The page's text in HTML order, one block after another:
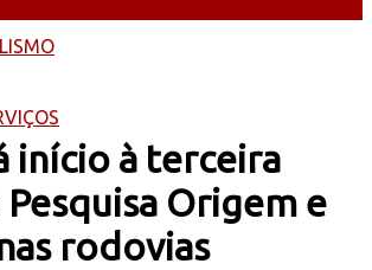
início à terceira
Origem e
rodovias